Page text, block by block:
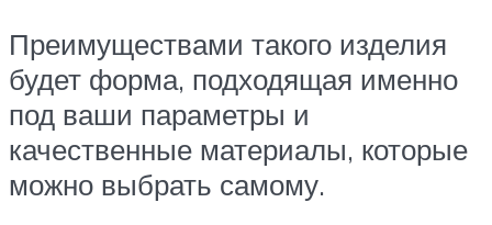
Преимуществами такого изделия
будет форма, подходящая именно
под ваши параметры и
качественные материалы, которые
можно выбрать самому.